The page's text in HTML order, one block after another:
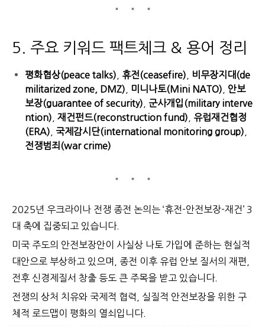
5. 주요 키워드 팩트체크 & 용어 정리
평화협상(peace talks) 휴전(ceasefire)
비무장지대(de
militarized zone, DMZ)
미니나토(Mini NATO)
안보
보장(guarantee of security)
군사개입(military interve
ntion)
재건펀드(reconstruction fund)
유럽재건협정
(ERA)
국제감시단(international monitoring group)
전쟁범죄(war crime)
2025년 우크라이나 전쟁 종전 논의는 ‘휴전-안전보장-재건’ 3
대 축에 집중되고 있습니다.
미국 주도의 안전보장안이 사실상 나토 가입에 준하는 현실적
대안으로 부상하고 있으며, 종전 이후 유럽 안보 질서의 재편,
전후 신경제질서 창출 등도 큰 주목을 받고 있습니다.
전쟁의 상처 치유와 국제적 협력, 실질적 안전보장을 위한 구
체적 로드맵이 평화의 열쇠입니다.